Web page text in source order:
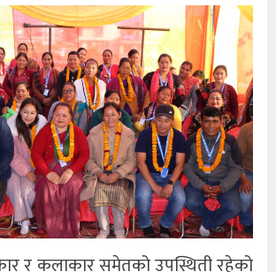
र कलाकार समेतको उपस्थिती रहेको